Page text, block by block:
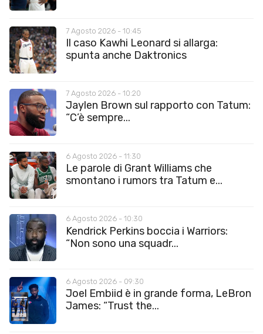
7 Agosto 2026 - 10:45
Il caso Kawhi Leonard si allarga:
spunta anche Daktronics
7 Agosto 2026 - 10:20
Jaylen Brown sul rapporto con Tatum:
“C’è sempre...
6 Agosto 2026 - 11:30
Le parole di Grant Williams che
smontano i rumors tra Tatum e...
6 Agosto 2026 - 10:30
Kendrick Perkins boccia i Warriors:
“Non sono una squadr...
6 Agosto 2026 - 09:30
Joel Embiid è in grande forma, LeBron
James: “Trust the...